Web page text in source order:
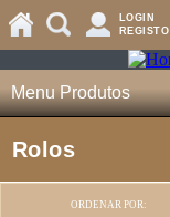
LOGIN
REGISTO
Menu Produtos
Rolos
ORDENAR POR: